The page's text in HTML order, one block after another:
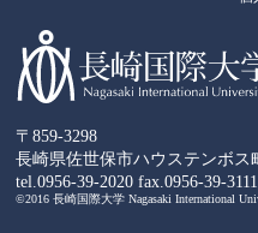
〒859-3298
長崎県佐世保市ハウステンボ
tel.0956-39-2020 fax.0956-39-3111
©2016 長崎国際大学 Nagasaki International